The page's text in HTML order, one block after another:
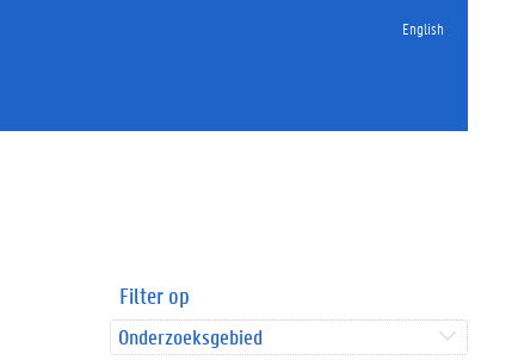
English
Filter op
Onderzoeksgebied